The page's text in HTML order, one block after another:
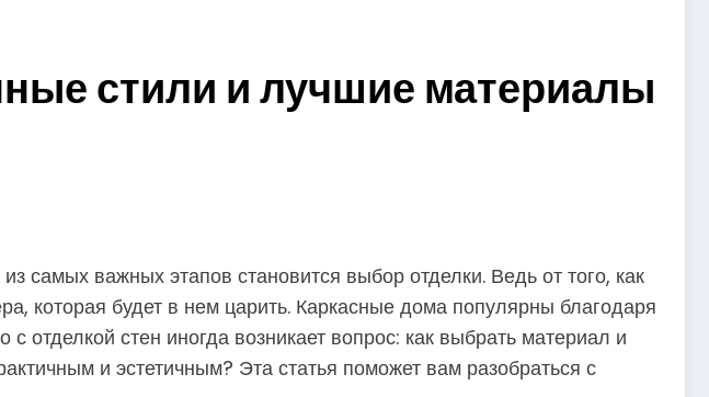
стили и лучшие материалы
важных этапов становится выбор отделки. Ведь от того, как
которая будет в нем царить. Каркасные дома популярны благодаря
отделкой стен иногда возникает вопрос: как выбрать материал и
и эстетичным? Эта статья поможет вам разобраться с